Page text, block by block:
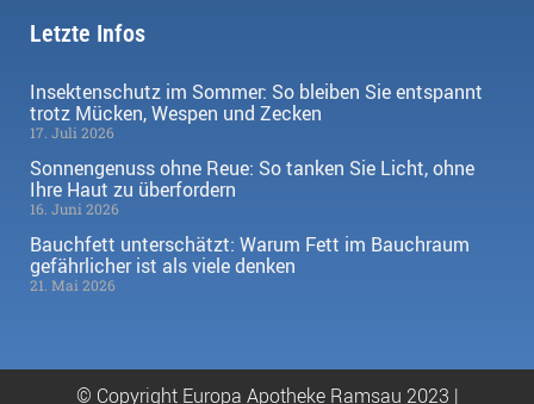
Letzte Infos
Insektenschutz im Sommer: So bleiben Sie entspannt
trotz Mücken, Wespen und Zecken
17. Juli 2026
Sonnengenuss ohne Reue: So tanken Sie Licht, ohne
Ihre Haut zu überfordern
16. Juni 2026
Bauchfett unterschätzt: Warum Fett im Bauchraum
gefährlicher ist als viele denken
21. Mai 2026
© Copyright Europa Apotheke Ramsau 2023 |